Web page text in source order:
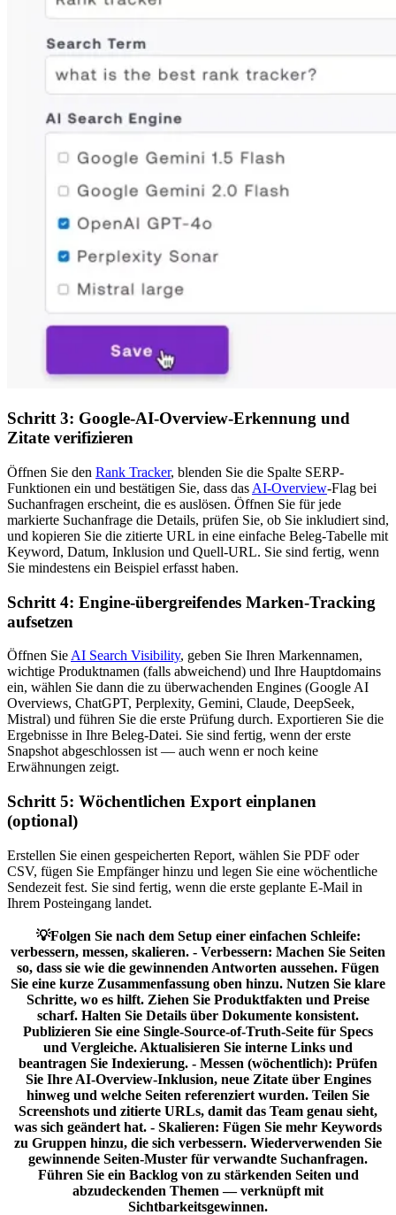
Schritt 3: Google-AI-Overview-Erkennung und
Zitate verifizieren
Öffnen Sie den Rank Tracker, blenden Sie die Spalte SERP-
Funktionen ein und bestätigen Sie, dass das AI-Overview-Flag bei
Suchanfragen erscheint, die es auslösen. Öffnen Sie für jede
markierte Suchanfrage die Details, prüfen Sie, ob Sie inkludiert sind,
und kopieren Sie die zitierte URL in eine einfache Beleg-Tabelle mit
Keyword, Datum, Inklusion und Quell-URL. Sie sind fertig, wenn
Sie mindestens ein Beispiel erfasst haben.
Schritt 4: Engine-übergreifendes Marken-Tracking
aufsetzen
Öffnen Sie AI Search Visibility, geben Sie Ihren Markennamen,
wichtige Produktnamen (falls abweichend) und Ihre Hauptdomains
ein, wählen Sie dann die zu überwachenden Engines (Google AI
Overviews, ChatGPT, Perplexity, Gemini, Claude, DeepSeek,
Mistral) und führen Sie die erste Prüfung durch. Exportieren Sie die
Ergebnisse in Ihre Beleg-Datei. Sie sind fertig, wenn der erste
Snapshot abgeschlossen ist — auch wenn er noch keine
Erwähnungen zeigt.
Schritt 5: Wöchentlichen Export einplanen
(optional)
Erstellen Sie einen gespeicherten Report, wählen Sie PDF oder
CSV, fügen Sie Empfänger hinzu und legen Sie eine wöchentliche
Sendezeit fest. Sie sind fertig, wenn die erste geplante E-Mail in
Ihrem Posteingang landet.
💡Folgen Sie nach dem Setup einer einfachen Schleife:
verbessern, messen, skalieren. - Verbessern: Machen Sie Seiten
so, dass sie wie die gewinnenden Antworten aussehen. Fügen
Sie eine kurze Zusammenfassung oben hinzu. Nutzen Sie klare
Schritte, wo es hilft. Ziehen Sie Produktfakten und Preise
scharf. Halten Sie Details über Dokumente konsistent.
Publizieren Sie eine Single-Source-of-Truth-Seite für Specs
und Vergleiche. Aktualisieren Sie interne Links und
beantragen Sie Indexierung. - Messen (wöchentlich): Prüfen
Sie Ihre AI-Overview-Inklusion, neue Zitate über Engines
hinweg und welche Seiten referenziert wurden. Teilen Sie
Screenshots und zitierte URLs, damit das Team genau sieht,
was sich geändert hat. - Skalieren: Fügen Sie mehr Keywords
zu Gruppen hinzu, die sich verbessern. Wiederverwenden Sie
gewinnende Seiten-Muster für verwandte Suchanfragen.
Führen Sie ein Backlog von zu stärkenden Seiten und
abzudeckenden Themen — verknüpft mit
Sichtbarkeitsgewinnen.